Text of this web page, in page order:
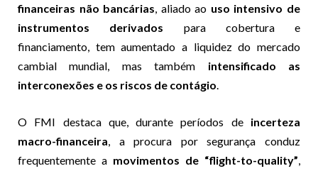
financeiras não bancárias, aliado ao uso intensivo de
instrumentos derivados para cobertura e
financiamento, tem aumentado a liquidez do mercado
cambial mundial, mas também intensificado as
interconexões e os riscos de contágio.
O FMI destaca que, durante períodos de incerteza
macro-financeira, a procura por segurança conduz
frequentemente a movimentos de “flight-to-quality”,